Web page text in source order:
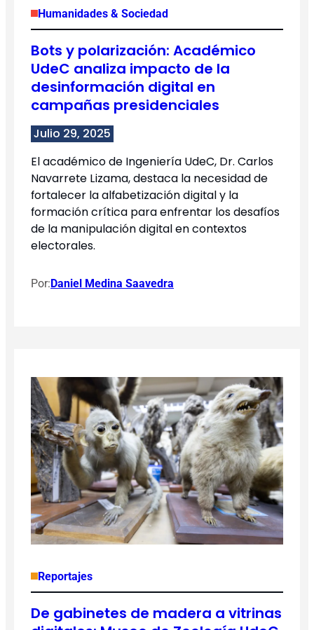
Humanidades & Sociedad
Bots y polarización: Académico
UdeC analiza impacto de la
desinformación digital en
campañas presidenciales
Julio 29, 2025
El académico de Ingeniería UdeC, Dr. Carlos
Navarrete Lizama, destaca la necesidad de
fortalecer la alfabetización digital y la
formación crítica para enfrentar los desafíos
de la manipulación digital en contextos
electorales.
Por:Daniel Medina Saavedra
Reportajes
De gabinetes de madera a vitrinas